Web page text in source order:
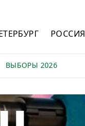
РОССИЯ
ВЫБОРЫ 2026